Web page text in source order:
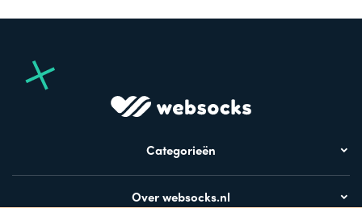
Categorieën
Over websocks.nl